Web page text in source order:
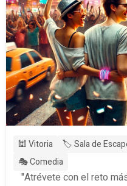
🕍 Vitoria 🏷️ Sala de
🎭 Comedia
"Atrévete con el reto